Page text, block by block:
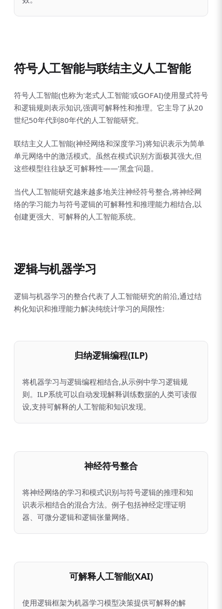
符号人工智能与联结主义人工智能
符号人工智能(也称为'老式人工智能'或GOFAI)使用显式符号
和逻辑规则表示知识,强调可解释性和推理。它主导了从20
世纪50年代到80年代的人工智能研究。
联结主义人工智能(神经网络和深度学习)将知识表示为简单
单元网络中的激活模式。虽然在模式识别方面极其强大,但
这些模型往往缺乏可解释性——'黑盒'问题。
当代人工智能研究越来越多地关注神经符号整合,将神经网
络的学习能力与符号逻辑的可解释性和推理能力相结合,以
创建更强大、可解释的人工智能系统。
逻辑与机器学习
逻辑与机器学习的整合代表了人工智能研究的前沿,通过结
构化知识和推理能力解决纯统计学习的局限性:
归纳逻辑编程(ILP)
将机器学习与逻辑编程相结合,从示例中学习逻辑规
则。ILP系统可以自动发现解释训练数据的人类可读假
设,支持可解释的人工智能和知识发现。
神经符号整合
将神经网络的学习和模式识别与符号逻辑的推理和知
识表示相结合的混合方法。例子包括神经定理证明
器、可微分逻辑和逻辑张量网络。
可解释人工智能(XAI)
使用逻辑框架为机器学习模型决策提供可解释的解